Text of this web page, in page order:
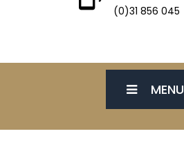
(0)31 856 045
MENU